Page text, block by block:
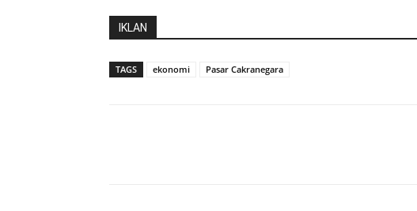
IKLAN
TAGS ekonomi Pasar Cakranegara